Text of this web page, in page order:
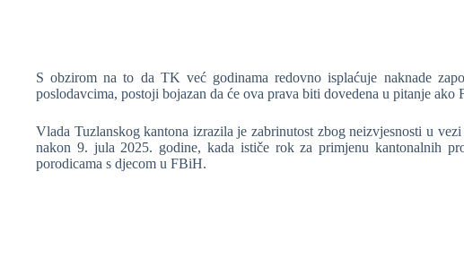
S obzirom na to da TK već godinama redovno isplaćuje naknade
poslodavcima, postoji bojazan da će ova prava biti dovedena u pitanje ako
Vlada Tuzlanskog kantona izrazila je zabrinutost zbog neizvjesnosti u
nakon 9. jula 2025. godine, kada ističe rok za primjenu kantonalnih
porodicama s djecom u FBiH.
❆